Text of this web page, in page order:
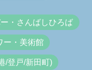
・さんばしひろば
ー・美術館
/登戸/新田町)